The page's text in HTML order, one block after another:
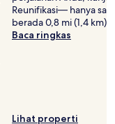
Reunifikasi— hanya
berada 0,8 mi (1,4 km)
Baca ringkas
Lihat properti